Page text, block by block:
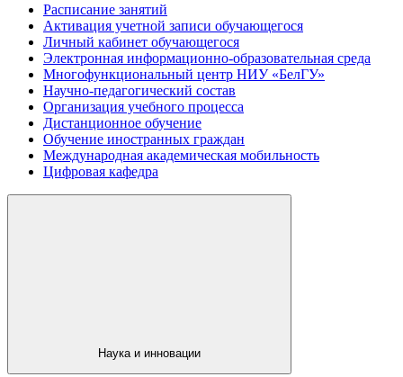
Расписание занятий
Активация учетной записи обучающегося
Личный кабинет обучающегося
Электронная информационно-образовательная среда
Многофункциональный центр НИУ «БелГУ»
Научно-педагогический состав
Организация учебного процесса
Дистанционное обучение
Обучение иностранных граждан
Международная академическая мобильность
Цифровая кафедра
Наука и инновации